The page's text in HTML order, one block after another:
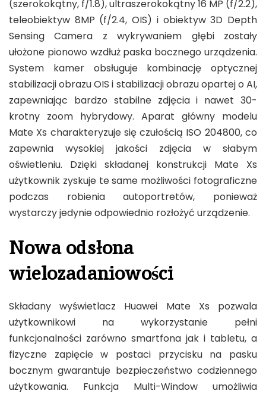
(szerokokątny, f/1.8), ultraszerokokątny 16 MP (f/2.2),
teleobiektyw 8MP (f/2.4, OIS) i obiektyw 3D Depth
Sensing Camera z wykrywaniem głębi zostały
ułożone pionowo wzdłuż paska bocznego urządzenia.
System kamer obsługuje kombinację optycznej
stabilizacji obrazu OIS i stabilizacji obrazu opartej o AI,
zapewniając bardzo stabilne zdjęcia i nawet 30-
krotny zoom hybrydowy. Aparat główny modelu
Mate Xs charakteryzuje się czułością ISO 204800, co
zapewnia wysokiej jakości zdjęcia w słabym
oświetleniu. Dzięki składanej konstrukcji Mate Xs
użytkownik zyskuje te same możliwości fotograficzne
podczas robienia autoportretów, ponieważ
wystarczy jedynie odpowiednio rozłożyć urządzenie.
Nowa odsłona
wielozadaniowości
Składany wyświetlacz Huawei Mate Xs pozwala
użytkownikowi na wykorzystanie pełni
funkcjonalności zarówno smartfona jak i tabletu, a
fizyczne zapięcie w postaci przycisku na pasku
bocznym gwarantuje bezpieczeństwo codziennego
użytkowania. Funkcja Multi-Window umożliwia